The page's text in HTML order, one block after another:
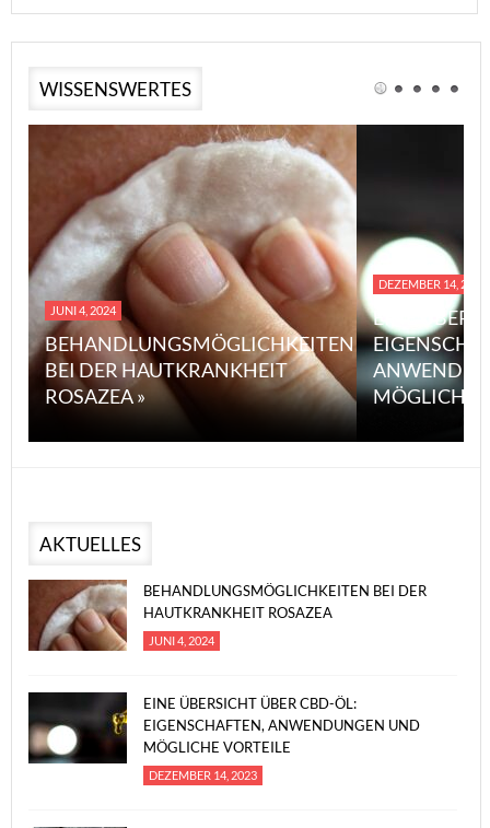
WISSENSWERTES
JUNI 4, 2024
BEHANDLUNGSMÖGLICHKEITEN
BEI DER HAUTKRANKHEIT
ROSAZEA »
DEZEMBER 14, 2023
EINE
MÖGLICHE
AKTUELLES
BEHANDLUNGSMÖGLICHKEITEN BEI DER
HAUTKRANKHEIT ROSAZEA
JUNI 4, 2024
EINE ÜBERSICHT ÜBER CBD-ÖL:
EIGENSCHAFTEN, ANWENDUNGEN UND
MÖGLICHE VORTEILE
DEZEMBER 14, 2023